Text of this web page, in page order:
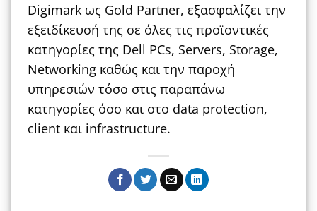
Digimark ως Gold Partner, εξασφαλίζει την
εξειδίκευσή της σε όλες τις προϊοντικές
κατηγορίες της Dell PCs, Servers, Storage,
Networking καθώς και την παροχή
υπηρεσιών τόσο στις παραπάνω
κατηγορίες όσο και στο data protection,
client και infrastructure.